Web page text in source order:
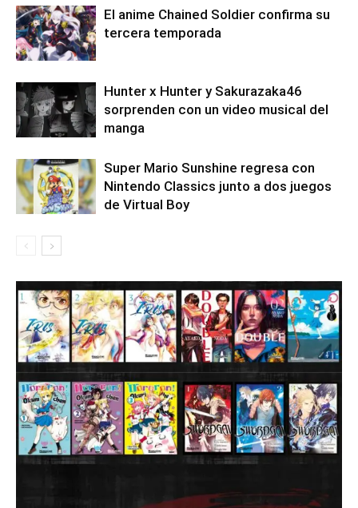
El anime Chained Soldier confirma su
tercera temporada
Hunter x Hunter y Sakurazaka46
sorprenden con un video musical del
manga
Super Mario Sunshine regresa con
Nintendo Classics junto a dos juegos
de Virtual Boy